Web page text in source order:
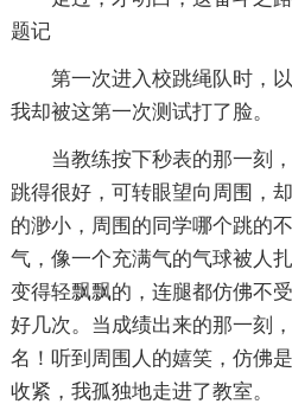
题记
第一次进入校跳绳队时，
我却被这第一次测试打了脸。
当教练按下秒表的那一刻
跳得很好，可转眼望向周围，
的渺小，周围的同学哪个跳的
气，像一个充满气的气球被人
变得轻飘飘的，连腿都仿佛不
好几次。当成绩出来的那一刻
名！听到周围人的嬉笑，仿佛
收紧，我孤独地走进了教室。